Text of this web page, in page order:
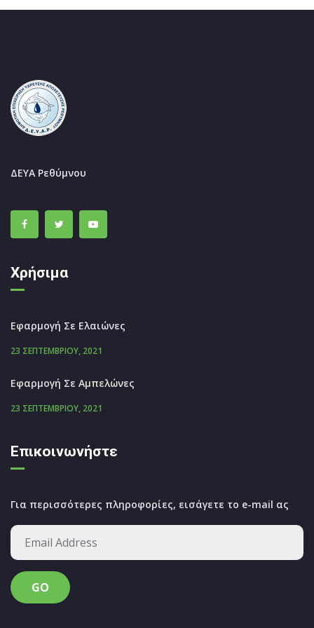
ΔΕΥΑ Ρεθύμνου
Χρήσιμα
Εφαρμογή Σε Ελαιώνες
23 ΣΕΠΤΕΜΒΡΊΟΥ, 2021
Εφαρμογή Σε Αμπελώνες
23 ΣΕΠΤΕΜΒΡΊΟΥ, 2021
Επικοινωνήστε
Για περισσότερες πληροφορίες, εισάγετε το e-mail ας